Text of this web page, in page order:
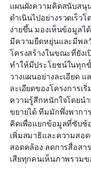
แผนผังความคิดสนับสนุ
ดำเนินไปอย่างรวดเร็
ง่ายขึ้น มองเห็นข้อมูลไ
มีความยืดหยุ่นและมีพล
โครงสร้างในขณะที่ยังเ
ทำให้มีประโยชน์ในทุก
วางแผนอย่างละเอียด แ
ละเอียดของโครงการ
ความรู้สึกหนักใจโดยน
ขยายได้ ทีมมักพึ่งพากา
คิดเพื่อแยกข้อมูลที่ซับซ้
เพิ่มสมาธิและความสอ
สอดคล้อง ลดการสื่อส
เสียทุกคนเห็นภาพรวม